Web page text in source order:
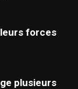
forces
plusieurs